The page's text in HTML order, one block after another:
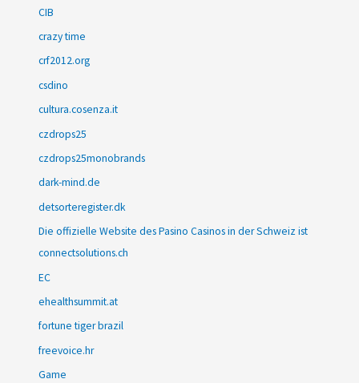
CIB
crazy time
crf2012.org
csdino
cultura.cosenza.it
czdrops25
czdrops25monobrands
dark-mind.de
detsorteregister.dk
Die offizielle Website des Pasino Casinos in der Schweiz ist
connectsolutions.ch
EC
ehealthsummit.at
fortune tiger brazil
freevoice.hr
Game